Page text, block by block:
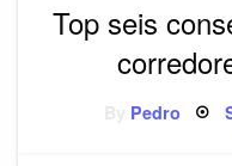
Top seis
Pedro